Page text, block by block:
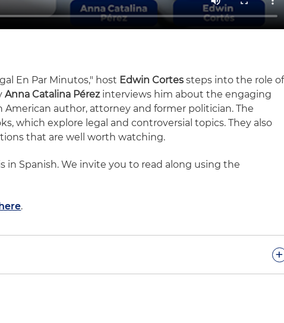
En Par Minutos," host Edwin Cortes steps into the role of
Anna Catalina Pérezinterviews him about the engaging
American author, attorney and former politician. The
which explore legal and controversial topics. They also
that are well worth watching.
in Spanish. We invite you to read along using the
.
+
soy yo.